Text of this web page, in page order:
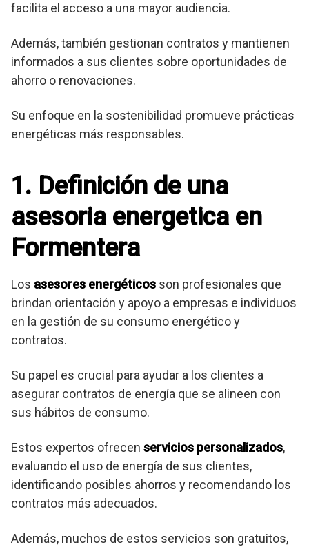
facilita el acceso a una mayor audiencia.
Además, también gestionan contratos y mantienen
informados a sus clientes sobre oportunidades de
ahorro o renovaciones.
Su enfoque en la sostenibilidad promueve prácticas
energéticas más responsables.
1. Definición de una
asesoria energetica en
Formentera
Los asesores energéticos son profesionales que
brindan orientación y apoyo a empresas e individuos
en la gestión de su consumo energético y
contratos.
Su papel es crucial para ayudar a los clientes a
asegurar contratos de energía que se alineen con
sus hábitos de consumo.
Estos expertos ofrecen servicios personalizados,
evaluando el uso de energía de sus clientes,
identificando posibles ahorros y recomendando los
contratos más adecuados.
Además, muchos de estos servicios son gratuitos,